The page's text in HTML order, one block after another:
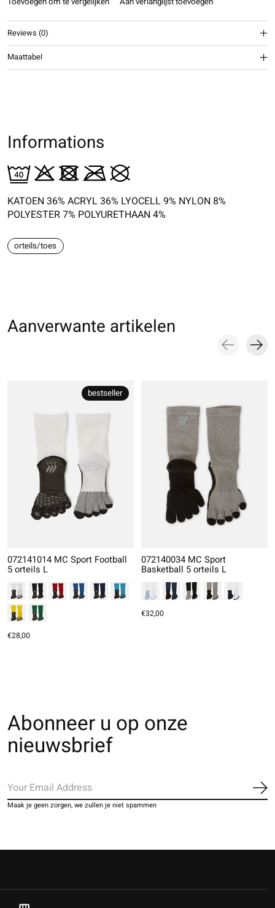
Reviews (0)
Maattabel
Informations
KATOEN 36% ACRYL 36% LYOCELL 9% NYLON 8%
POLYESTER 7% POLYURETHAAN 4%
orteils/toes
Aanverwante artikelen
bestseller
072141014 MC Sport Football
5 orteils L
€28,00
072140034 MC Sport
Basketball 5 orteils L
€32,00
Abonneer u op onze
nieuwsbrief
Maak je geen zorgen, we zullen je niet spammen